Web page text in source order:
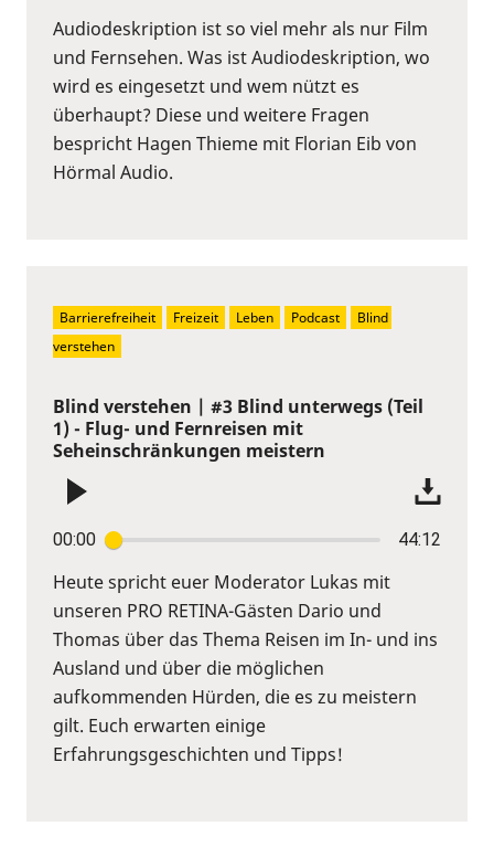
Audiodeskription ist so viel mehr als nur Film
und Fernsehen. Was ist Audiodeskription, wo
wird es eingesetzt und wem nützt es
überhaupt? Diese und weitere Fragen
bespricht Hagen Thieme mit Florian Eib von
Hörmal Audio.
Blind verstehen | #3 Blind unterwegs (Teil
1) - Flug- und Fernreisen mit
Seheinschränkungen meistern
00:00 44:12
Heute spricht euer Moderator Lukas mit
unseren PRO RETINA-Gästen Dario und
Thomas über das Thema Reisen im In- und ins
Ausland und über die möglichen
aufkommenden Hürden, die es zu meistern
gilt. Euch erwarten einige
Erfahrungsgeschichten und Tipps!
Barrierefreiheit Freizeit Leben Podcast
Blind
verstehen